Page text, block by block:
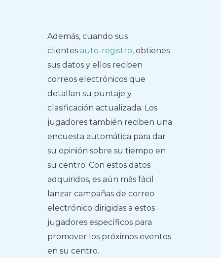
Además, cuando sus
clientesauto-registro, obtienes
sus datos y ellos reciben
correos electrónicos que
detallan su puntaje y
clasificación actualizada. Los
jugadores también reciben una
encuesta automática para dar
su opinión sobre su tiempo en
su centro. Con estos datos
adquiridos, es aún más fácil
lanzar campañas de correo
electrónico dirigidas a estos
jugadores específicos para
promover los próximos eventos
en su centro.